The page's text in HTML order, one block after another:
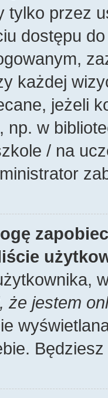
tylko przez
dostępu
każdej
jeżeli
np. w
/ na
że jestem